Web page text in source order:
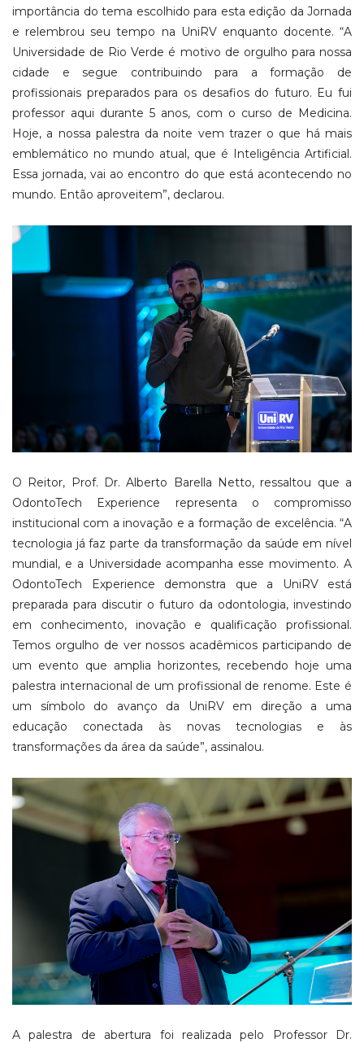
importância do tema escolhido para esta edição da Jornada
e relembrou seu tempo na UniRV enquanto docente. “A
Universidade de Rio Verde é motivo de orgulho para nossa
cidade e segue contribuindo para a formação de
profissionais preparados para os desafios do futuro. Eu fui
professor aqui durante 5 anos, com o curso de Medicina.
Hoje, a nossa palestra da noite vem trazer o que há mais
emblemático no mundo atual, que é Inteligência Artificial.
Essa jornada, vai ao encontro do que está acontecendo no
mundo. Então aproveitem”, declarou.
O Reitor, Prof. Dr. Alberto Barella Netto, ressaltou que a
OdontoTech Experience representa o compromisso
institucional com a inovação e a formação de excelência. “A
tecnologia já faz parte da transformação da saúde em nível
mundial, e a Universidade acompanha esse movimento. A
OdontoTech Experience demonstra que a UniRV está
preparada para discutir o futuro da odontologia, investindo
em conhecimento, inovação e qualificação profissional.
Temos orgulho de ver nossos acadêmicos participando de
um evento que amplia horizontes, recebendo hoje uma
palestra internacional de um profissional de renome. Este é
um símbolo do avanço da UniRV em direção a uma
educação conectada às novas tecnologias e às
transformações da área da saúde”, assinalou.
A palestra de abertura foi realizada pelo Professor Dr.